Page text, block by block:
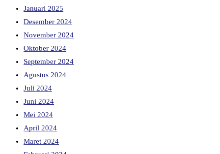
Januari 2025
Desember 2024
November 2024
Oktober 2024
September 2024
Agustus 2024
Juli 2024
Juni 2024
Mei 2024
April 2024
Maret 2024